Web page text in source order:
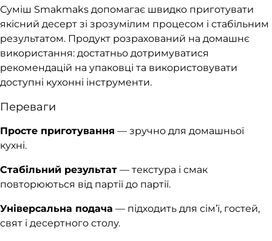
Суміш Smakmaks допомагає швидко приготувати
якісний десерт зі зрозумілим процесом і стабільним
результатом. Продукт розрахований на домашнє
використання: достатньо дотримуватися
рекомендацій на упаковці та використовувати
доступні кухонні інструменти.
Переваги
Просте приготування — зручно для домашньої
кухні.
Стабільний результат — текстура і смак
повторюються від партії до партії.
Універсальна подача — підходить для сім’ї, гостей,
свят і десертного столу.